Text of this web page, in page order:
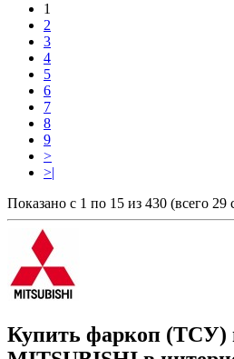
1
2
3
4
5
6
7
8
9
>
>|
Показано с 1 по 15 из 430 (всего 29
Купить фаркоп (ТСУ)